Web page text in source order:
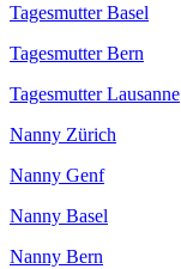
Tagesmutter Basel
Tagesmutter Bern
Tagesmutter Lausanne
Nanny Zürich
Nanny Genf
Nanny Basel
Nanny Bern